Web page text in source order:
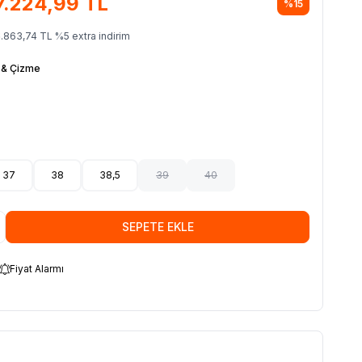
%15
TL %5 extra indirim
Çizme
37 38 38,5 39 40
SEPETE EKLE
Fiyat Alarmı